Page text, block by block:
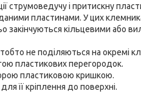
струмоведучу і притискну
пластинами. У цих
кільцевими або
не поділяються на окремі
пластикових перегородок.
пластиковою кришкою.
її кріплення до поверхні.